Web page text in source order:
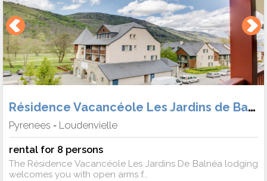
Résidence Vacancéole Les Jardins de Balnéa
Pyrenees - Loudenvielle
rental for 8 persons
The Résidence Vacancéole Les Jardins De Balnéa lodging
welcomes you with open arms f...